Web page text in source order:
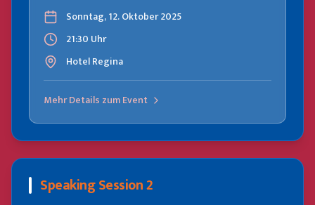
Sonntag, 12. Oktober 2025
21:30 Uhr
Hotel Regina
Mehr Details zum Event
Speaking Session 2